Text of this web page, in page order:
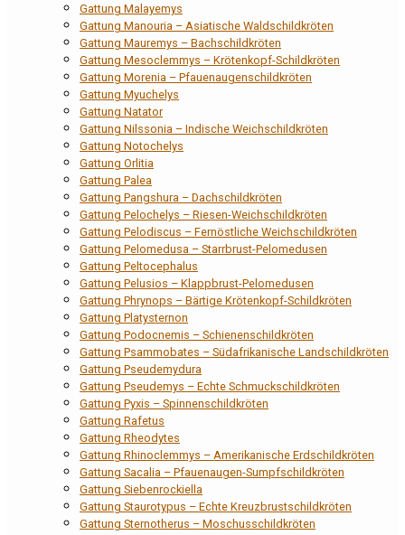
Gattung Malayemys
Gattung Manouria – Asiatische Waldschildkröten
Gattung Mauremys – Bachschildkröten
Gattung Mesoclemmys – Krötenkopf-Schildkröten
Gattung Morenia – Pfauenaugenschildkröten
Gattung Myuchelys
Gattung Natator
Gattung Nilssonia – Indische Weichschildkröten
Gattung Notochelys
Gattung Orlitia
Gattung Palea
Gattung Pangshura – Dachschildkröten
Gattung Pelochelys – Riesen-Weichschildkröten
Gattung Pelodiscus – Fernöstliche Weichschildkröten
Gattung Pelomedusa – Starrbrust-Pelomedusen
Gattung Peltocephalus
Gattung Pelusios – Klappbrust-Pelomedusen
Gattung Phrynops – Bärtige Krötenkopf-Schildkröten
Gattung Platysternon
Gattung Podocnemis – Schienenschildkröten
Gattung Psammobates – Südafrikanische Landschildkröten
Gattung Pseudemydura
Gattung Pseudemys – Echte Schmuckschildkröten
Gattung Pyxis – Spinnenschildkröten
Gattung Rafetus
Gattung Rheodytes
Gattung Rhinoclemmys – Amerikanische Erdschildkröten
Gattung Sacalia – Pfauenaugen-Sumpfschildkröten
Gattung Siebenrockiella
Gattung Staurotypus – Echte Kreuzbrustschildkröten
Gattung Sternotherus – Moschusschildkröten